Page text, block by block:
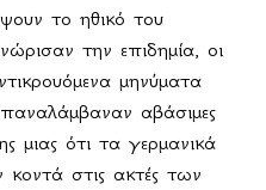
το ηθικό του
την επιδημία, οι
μηνύματα
αβάσιμες
μιας ότι τα γερμανικά
στις ακτές των